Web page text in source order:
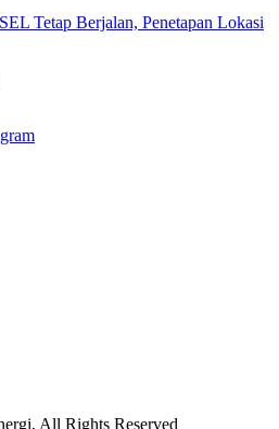
Tetap Berjalan, Penetapan Lokasi
All Rights Reserved